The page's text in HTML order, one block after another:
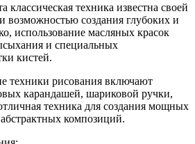
техника известна своей
возможностью создания глубоких и
использование масляных красок
и специальных
кистей.
техники рисования включают
карандашей, шариковой ручки,
техника для создания мощных
композиций.